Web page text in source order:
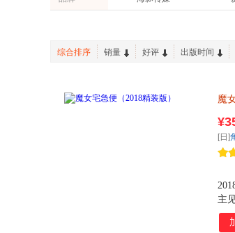
丁丁虫
综合排序 销量 好评 出版时间
魔
主
的
东
[日]